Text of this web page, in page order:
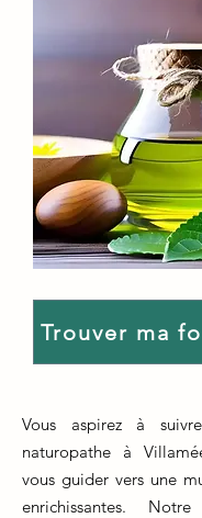
Trouver ma
Vous aspirez à
naturopathe à
vous guider vers une
enrichissantes.